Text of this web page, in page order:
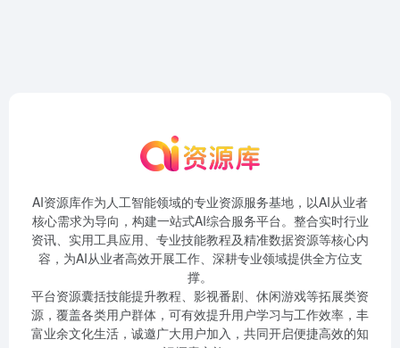
AI资源库作为人工智能领域的专业资源服务基地，以AI从业者
核心需求为导向，构建一站式AI综合服务平台。整合实时行业
资讯、实用工具应用、专业技能教程及精准数据资源等核心内
容，为AI从业者高效开展工作、深耕专业领域提供全方位支
撑。
平台资源囊括技能提升教程、影视番剧、休闲游戏等拓展类资
源，覆盖各类用户群体，可有效提升用户学习与工作效率，丰
富业余文化生活，诚邀广大用户加入，共同开启便捷高效的知